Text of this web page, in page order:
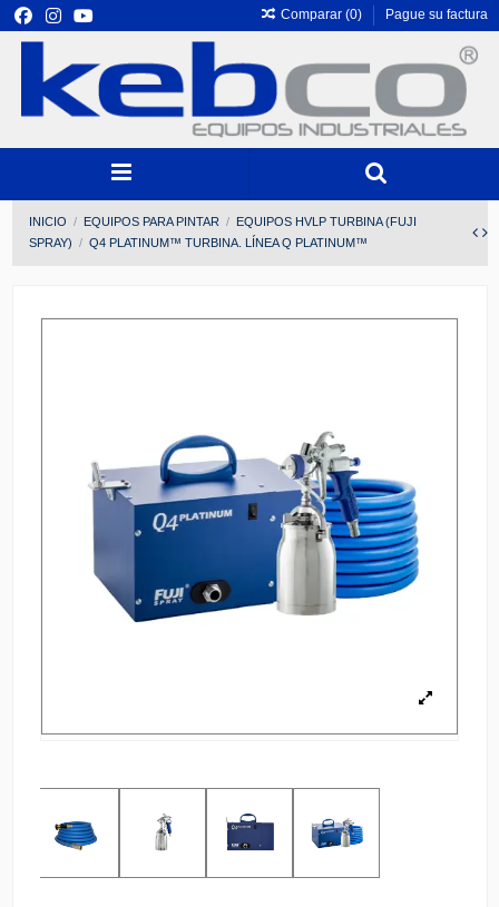
Comparar (0) Pague su factura
INICIO EQUIPOS PARA PINTAR
EQUIPOS HVLP TURBINA (FUJI
SPRAY)
Q4 PLATINUM™ TURBINA. LÍNEA Q PLATINUM™